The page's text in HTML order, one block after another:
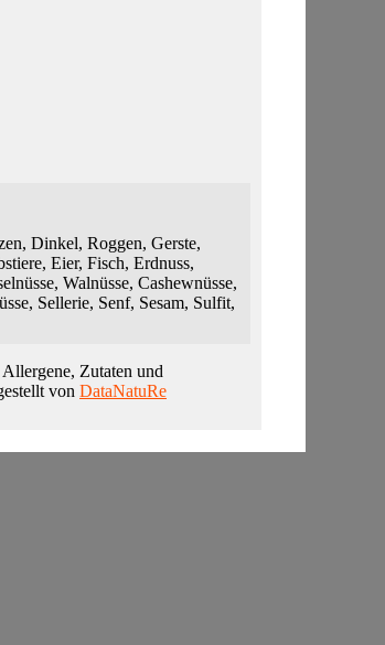
Dinkel, Roggen, Gerste,
Eier, Fisch, Erdnuss,
Walnüsse, Cashewnüsse,
Sellerie, Senf, Sesam, Sulfit,
Zutaten und
von DataNatuRe